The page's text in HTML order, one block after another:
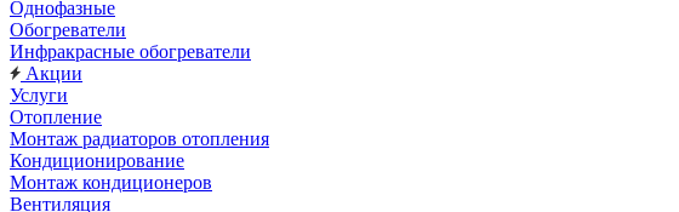
Однофазные
Обогреватели
Инфракрасные обогреватели
Акции
Услуги
Отопление
Монтаж радиаторов отопления
Кондиционирование
Монтаж кондиционеров
Вентиляция